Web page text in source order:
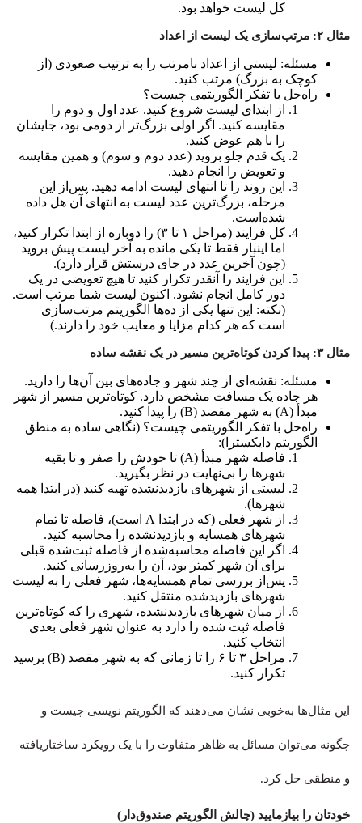
کل لیست خواهد بود.
مثال ۲: مرتب‌سازی یک لیست از اعداد
مسئله: لیستی از اعداد نامرتب را به ترتیب صعودی (از
کوچک به بزرگ) مرتب کنید.
راه‌حل با تفکر الگوریتمی چیست؟
از ابتدای لیست شروع کنید. عدد اول و دوم را
مقایسه کنید. اگر اولی بزرگ‌تر از دومی بود، جایشان
را با هم عوض کنید.
یک قدم جلو بروید (عدد دوم و سوم) و همین مقایسه
و تعویض را انجام دهید.
این روند را تا انتهای لیست ادامه دهید. پس‌از این
مرحله، بزرگ‌ترین عدد لیست به انتهای آن هل داده
شده‌است.
کل فرایند (مراحل ۱ تا ۳) را دوباره از ابتدا تکرار کنید،
اما اینبار فقط تا یکی مانده به آخر لیست پیش بروید
(چون آخرین عدد در جای درستش قرار دارد).
این فرایند را آنقدر تکرار کنید تا هیچ تعویضی در یک
دور کامل انجام نشود. اکنون لیست شما مرتب است.
(نکته: این تنها یکی از ده‌ها الگوریتم مرتب‌سازی
است که هر کدام مزایا و معایب خود را دارند.)
مثال ۳: پیدا کردن کوتاه‌ترین مسیر در یک نقشه ساده
مسئله: نقشه‌ای از چند شهر و جاده‌های بین آن‌ها را دارید.
هر جاده یک مسافت مشخص دارد. کوتاه‌ترین مسیر از شهر
مبدأ (A) به شهر مقصد (B) را پیدا کنید.
راه‌حل با تفکر الگوریتمی چیست؟ (نگاهی ساده به منطق
الگوریتم دایکسترا):
فاصله شهر مبدأ (A) تا خودش را صفر و تا بقیه
شهرها را بی‌نهایت در نظر بگیرید.
لیستی از شهرهای بازدیدنشده تهیه کنید (در ابتدا همه
شهرها).
از شهر فعلی (که در ابتدا A است)، فاصله تا تمام
شهرهای همسایه و بازدیدنشده را محاسبه کنید.
اگر این فاصله محاسبه‌شده از فاصله ثبت‌شده قبلی
برای آن شهر کمتر بود، آن را به‌روزرسانی کنید.
پس‌از بررسی تمام همسایه‌ها، شهر فعلی را به لیست
شهرهای بازدیدشده منتقل کنید.
از میان شهرهای بازدیدنشده، شهری را که کوتاه‌ترین
فاصله ثبت شده را دارد به عنوان شهر فعلی بعدی
انتخاب کنید.
مراحل ۳ تا ۶ را تا زمانی که به شهر مقصد (B) برسید
تکرار کنید.
این مثال‌ها به‌خوبی نشان می‌دهند که الگوریتم نویسی چیست و
چگونه می‌توان مسائل به ظاهر متفاوت را با یک رویکرد ساختاریافته
و منطقی حل کرد.
خودتان را بیازمایید (چالش الگوریتم صندوق‌دار)